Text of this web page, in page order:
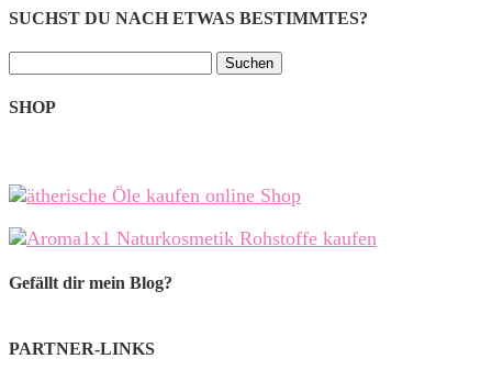
SUCHST DU NACH ETWAS BESTIMMTES?
nach:
SHOP
Gefällt dir mein Blog?
PARTNER-LINKS